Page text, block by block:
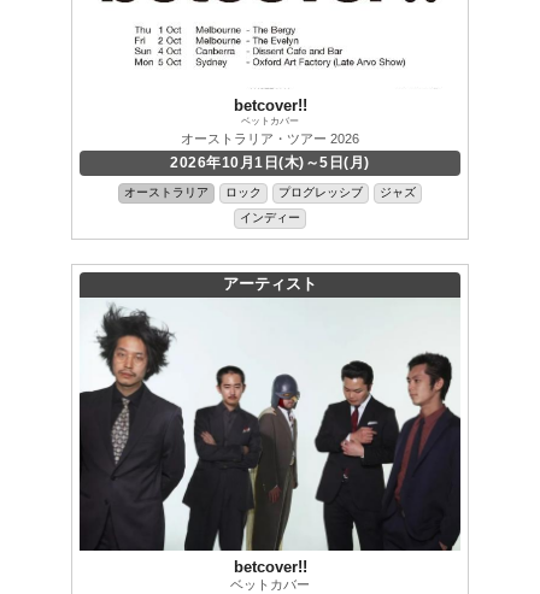
betcover!!
ベットカバー
オーストラリア・ツアー 2026
2026年10月1日(木)～5日(月)
オーストラリア ロック プログレッシブ
ジャズ
インディー
アーティスト
betcover!!
ベットカバー